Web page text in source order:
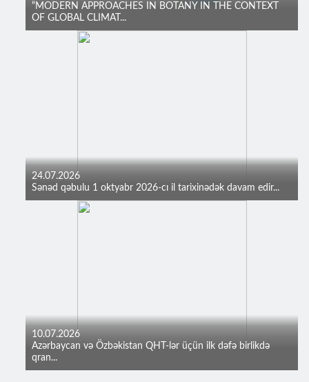
“MODERN APPROACHES IN BOTANY IN THE CONTEXT
OF GLOBAL CLIMAT...
24.07.2026
Sənəd qəbulu 1 oktyabr 2026-cı il tarixinədək davam edir...
10.07.2026
Azərbaycan və Özbəkistan QHT-lər üçün ilk dəfə birlikdə
qran...